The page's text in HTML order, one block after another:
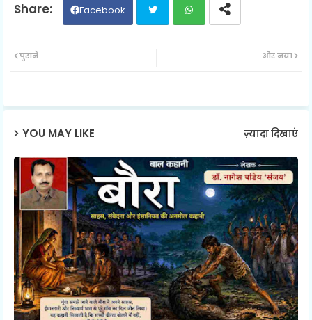
Facebook
ap
और नया
पुराने
YOU MAY LIKE ज़्यादा दिखाएं